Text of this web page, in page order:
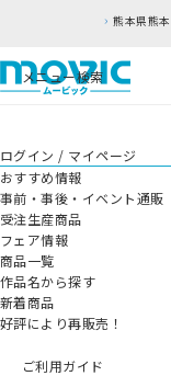
熊本県熊
メニュー検索
ログイン / マイページ
おすすめ情報
事前・事後・イベント通販
受注生産商品
フェア情報
商品一覧
作品名から探す
新着商品
好評により再販売！
ご利用ガイド